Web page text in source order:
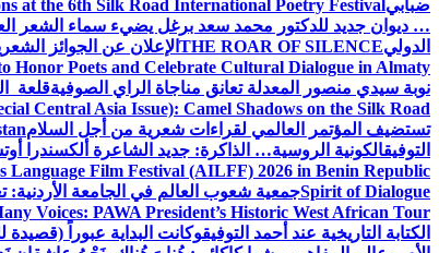
ضبابيat the 6th Silk Road International Poetry Festival
… ديوان جديد للدكتور محمد سعد برغل يضيء سماء الشعر
الدوليTHE ROAR OF SILENCE الإعلان عن الجوائز
Honor Poets and Celebrate Cultural Dialogue in Almaty
نوبة سيدي منصور المعدلة تعانق مناجاة الراي الصوفيةقلعة
Central Asia Issue): Camel Shadows on the Silk Road
تستضيف المؤتمر العالمي لقراءات شعرية من أجل السلام
التوفيقالكونية الروسية… الذاكرة: جديد الشاعرة ألكسندرا
Film Festival (AILFF) 2026 in Benin Republic.
Spirit of Dialogueجمعية شعوب العالم في الجامعة الأردنية:
Voices: PAWA President’s Historic West African Tour
الكتابة التاريخية عند أحمد التوفيقوكانت البداية عبوراً (قصيدة